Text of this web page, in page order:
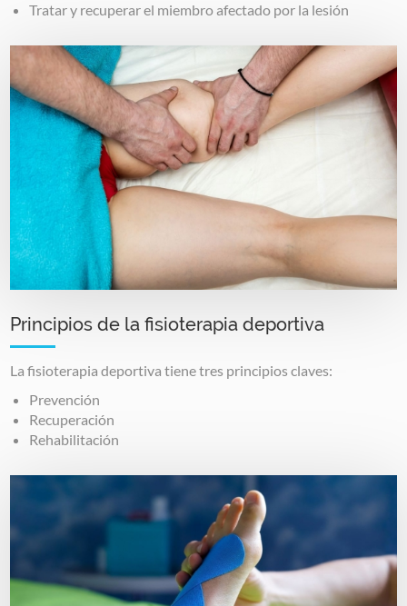
Tratar y recuperar el miembro afectado por la lesión
Image
Principios de la fisioterapia deportiva
La fisioterapia deportiva tiene tres principios claves:
Prevención
Recuperación
Rehabilitación
Image